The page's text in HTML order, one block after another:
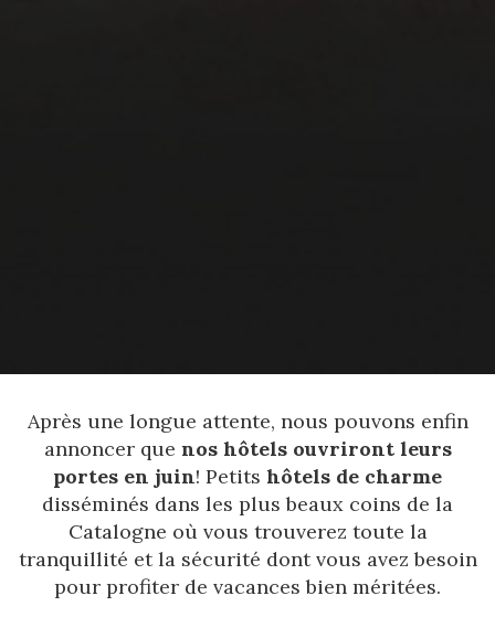
Après une longue attente, nous pouvons enfin
annoncer que nos hôtels ouvriront leurs
portes en juin! Petits hôtels de charme
disséminés dans les plus beaux coins de la
Catalogne où vous trouverez toute la
tranquillité et la sécurité dont vous avez besoin
pour profiter de vacances bien méritées.